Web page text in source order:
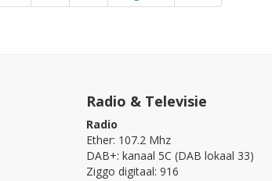
Radio & Televisie
Radio
Ether: 107.2 Mhz
DAB+: kanaal 5C (DAB lokaal 33)
Ziggo digitaal: 916